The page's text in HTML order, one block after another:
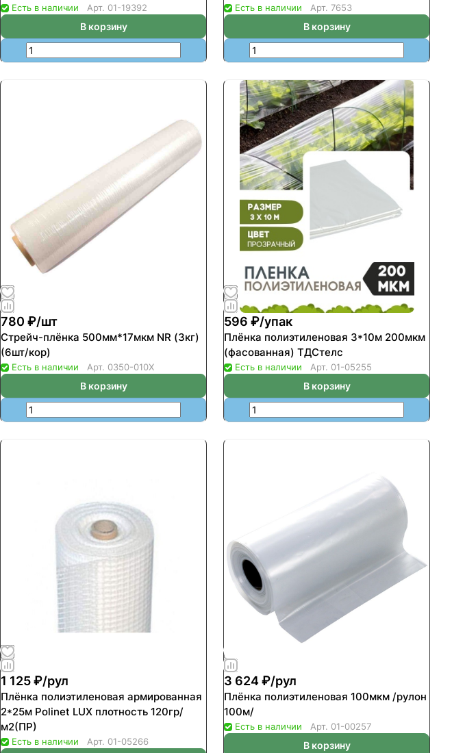
Есть в наличии Арт. 01-19392
В корзину
Есть в наличии Арт. 7653
В корзину
780 ₽/шт
Стрейч-плёнка 500мм*17мкм NR (3кг)
(6шт/кор)
Есть в наличии Арт. 0350-010Х
В корзину
596 ₽/упак
Плёнка полиэтиленовая 3*10м 200мкм
(фасованная) ТДСтелс
Есть в наличии Арт. 01-05255
В корзину
1 125 ₽/рул
Плёнка полиэтиленовая армированная
2*25м Роlinet LUX плотность 120гр/
м2(ПР)
Есть в наличии Арт. 01-05266
3 624 ₽/рул
Плёнка полиэтиленовая 100мкм /рулон
100м/
Есть в наличии Арт. 01-00257
В корзину